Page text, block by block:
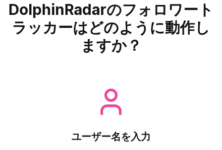
DolphinRadarのフォロワート
ラッカーはどのように動作し
ますか？
ユーザー名を入力